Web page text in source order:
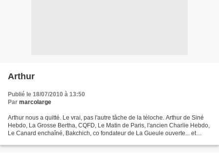
Arthur
Publié le 18/07/2010 à 13:50
Par marcolarge
Arthur nous a quitté. Le vrai, pas l'autre tâche de la téloche. Arthur de Siné
Hebdo, La Grosse Bertha, CQFD, Le Matin de Paris, l'ancien Charlie Hebdo,
Le Canard enchaîné, Bakchich, co fondateur de La Gueule ouverte... et